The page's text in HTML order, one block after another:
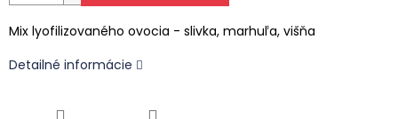
Mix lyofilizovaného ovocia - slivka, marhuľa, višňa
Detailné informácie